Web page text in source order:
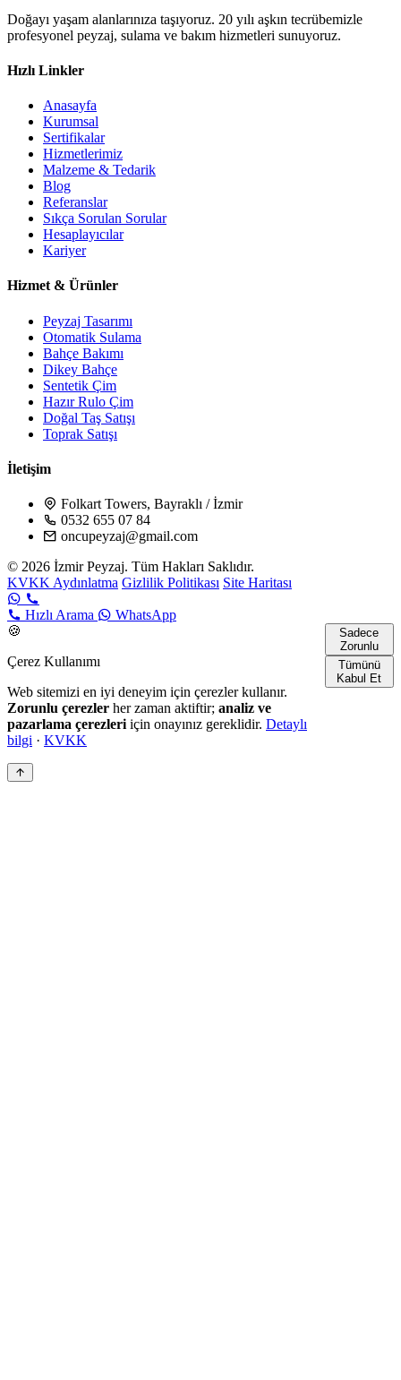
Doğayı yaşam alanlarınıza taşıyoruz. 20 yılı aşkın tecrübemizle
profesyonel peyzaj, sulama ve bakım hizmetleri sunuyoruz.
Hızlı Linkler
Anasayfa
Kurumsal
Sertifikalar
Hizmetlerimiz
Malzeme & Tedarik
Blog
Referanslar
Sıkça Sorulan Sorular
Hesaplayıcılar
Kariyer
Hizmet & Ürünler
Peyzaj Tasarımı
Otomatik Sulama
Bahçe Bakımı
Dikey Bahçe
Sentetik Çim
Hazır Rulo Çim
Doğal Taş Satışı
Toprak Satışı
İletişim
Folkart Towers, Bayraklı / İzmir
0532 655 07 84
oncupeyzaj@gmail.com
© 2026 İzmir Peyzaj. Tüm Hakları Saklıdır.
KVKK Aydınlatma Gizlilik Politikası Site Haritası
Hızlı Arama
WhatsApp
🍪
Çerez Kullanımı
Web sitemizi en iyi deneyim için çerezler kullanır.
Zorunlu çerezler her zaman aktiftir; analiz ve
pazarlama çerezleri için onayınız gereklidir. Detaylı
bilgi · KVKK
Sadece
Zorunlu
Tümünü
Kabul Et